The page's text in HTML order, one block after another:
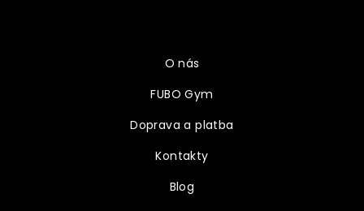
O nás
FUBO Gym
Doprava a platba
Kontakty
Blog